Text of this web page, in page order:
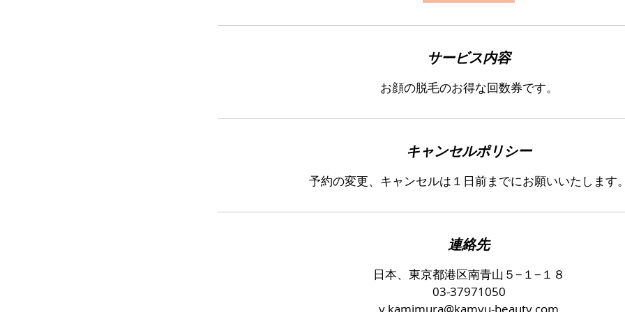
サービス内容
お顔の脱毛のお得な回数券です。
キャンセルポリシー
予約の変更、キャンセルは１日前までにお願いいたします
連絡先
日本、東京都港区南青山５−１−１８
03-37971050